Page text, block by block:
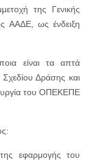
της Γενικής
ΑΑΔΕ, ως ένδειξη
είναι τα απτά
Δράσης και
του ΟΠΕΚΕΠΕ
εφαρμογής του